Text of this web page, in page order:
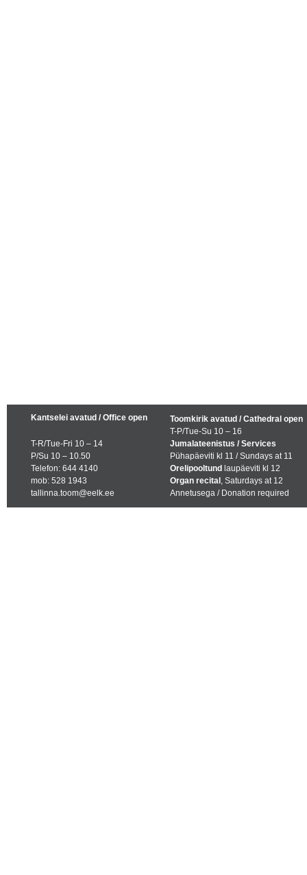
Kantselei avatud / Office open
T-R/Tue-Fri 10 – 14
P/Su 10 – 10.50
Telefon: 644 4140
mob: 528 1943
tallinna.toom@eelk.ee
Toomkirik avatud / Cathedral open
T-P/Tue-Su 10 – 16
Jumalateenistus / Services
Pühapäeviti kl 11 / Sundays at 11
Orelipooltund laupäeviti kl 12
Organ recital , Saturdays at 12
Annetusega / Donation required